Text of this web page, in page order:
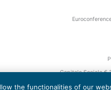
Capitale Sociale €
the functionalities of our